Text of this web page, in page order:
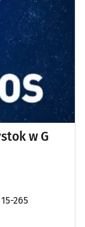
w G
265